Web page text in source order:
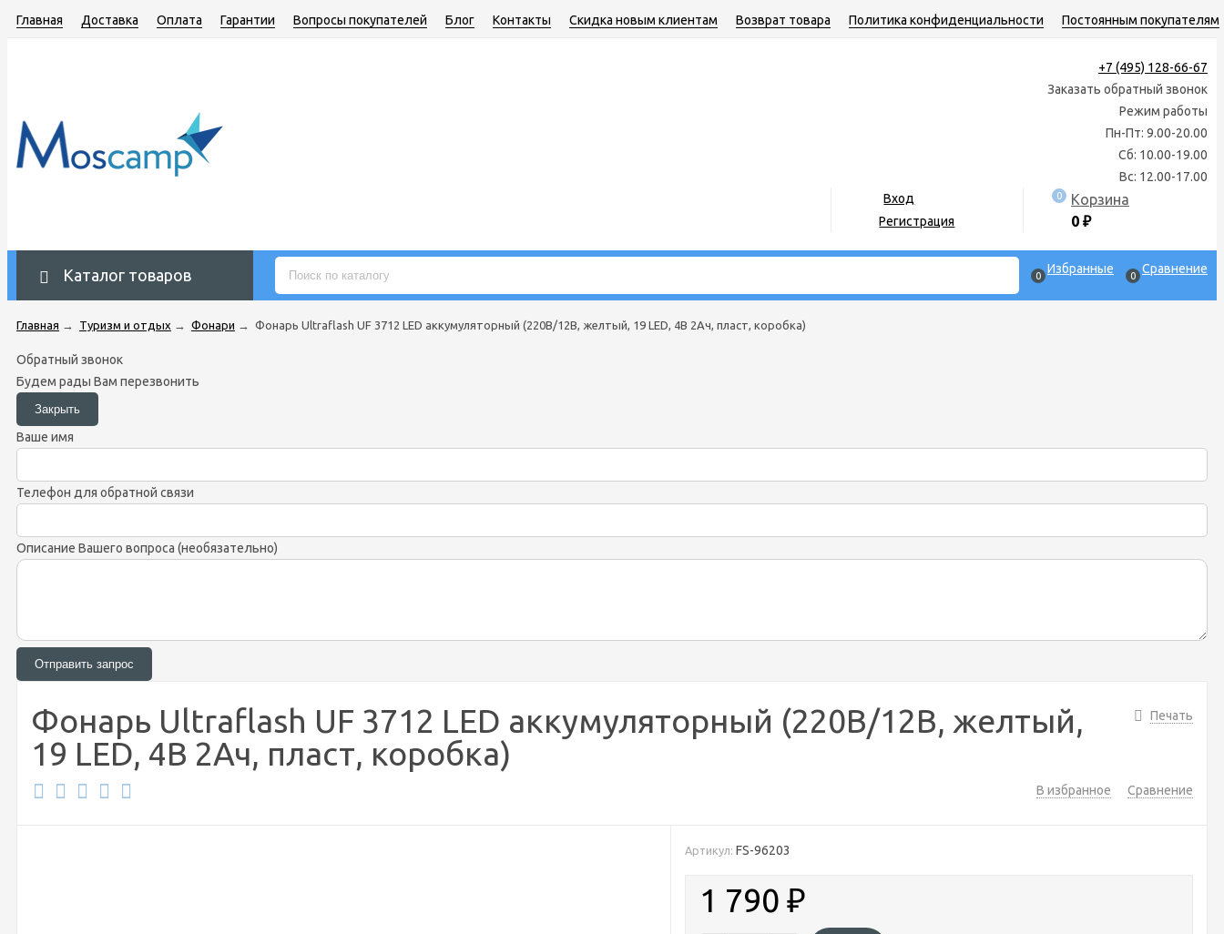
Главная Доставка Оплата Гарантии Вопросы покупателей Блог Контакты Скидка новым клиентам Возврат товара Политика конфиденциальности Постоянным покупателям
+7 (495) 128-66-67
Заказать обратный звонок
Режим работы
Пн-Пт: 9.00-20.00
Сб: 10.00-19.00
Вс: 12.00-17.00
Вход
Регистрация
0
Корзина
0 ₽
Каталог товаров 0 Избранные 0 Сравнение
Главная → Туризм и отдых → Фонари → Фонарь Ultraflash UF 3712 LED аккумуляторный (220В/12В, желтый, 19 LED, 4В 2Ач, пласт, коробка)
Обратный звонок
Будем рады Вам перезвонить
Ваше имя
Телефон для обратной связи
Описание Вашего вопроса (необязательно)
Печать
Фонарь Ultraflash UF 3712 LED аккумуляторный (220В/12В, желтый,
19 LED, 4В 2Ач, пласт, коробка)
В избранное Сравнение
Артикул: FS-96203
1 790₽